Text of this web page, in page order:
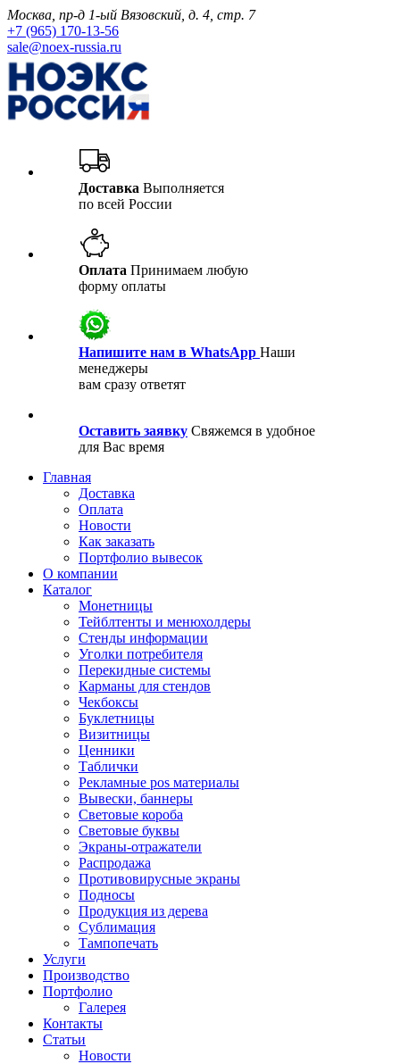
Москва, пр-д 1-ый Вязовский, д. 4, стр. 7
+7 (965) 170-13-56
sale@noex-russia.ru
Доставка Выполняется
по всей России
Оплата Принимаем любую
форму оплаты
Напишите нам в WhatsApp Наши
менеджеры
вам сразу ответят
Оставить заявку Свяжемся в удобное
для Вас время
Главная
Доставка
Оплата
Новости
Как заказать
Портфолио вывесок
О компании
Каталог
Монетницы
Тейблтенты и менюхолдеры
Стенды информации
Уголки потребителя
Перекидные системы
Карманы для стендов
Чекбоксы
Буклетницы
Визитницы
Ценники
Таблички
Рекламные pos материалы
Вывески, баннеры
Световые короба
Световые буквы
Экраны-отражатели
Распродажа
Противовирусные экраны
Подносы
Продукция из дерева
Сублимация
Тампопечать
Услуги
Производство
Портфолио
Галерея
Контакты
Статьи
Новости